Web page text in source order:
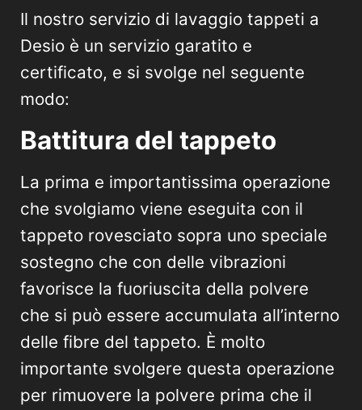
Il nostro servizio di lavaggio tappeti a
Desio è un servizio garatito e
certificato, e si svolge nel seguente
modo:
Battitura del tappeto
La prima e importantissima operazione
che svolgiamo viene eseguita con il
tappeto rovesciato sopra uno speciale
sostegno che con delle vibrazioni
favorisce la fuoriuscita della polvere
che si può essere accumulata all’interno
delle fibre del tappeto. È molto
importante svolgere questa operazione
per rimuovere la polvere prima che il